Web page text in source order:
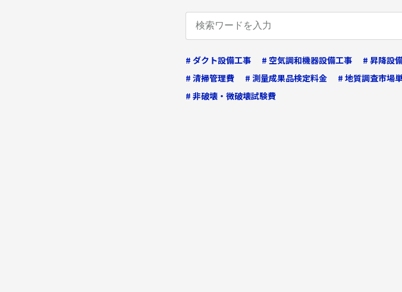
# ダクト設備工事 # 空気調和機器設備工事 # 昇降設
# 清掃管理費
# 測量成果品検定料金 # 地質調査市場
# 非破壊・微破壊試験費